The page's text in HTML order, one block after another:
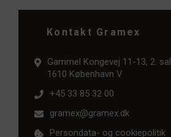
Kontakt Gramex
Gammel Kongevej 11-13, 2. sal
1610 København V
+45 33 85 32 00
gramex@gramex.dk
Persondata- og cookiepolitik